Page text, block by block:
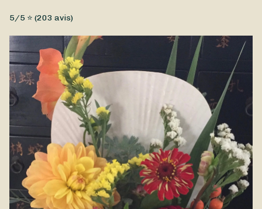
Produit à la commande, sur mesure, taille et budget et
couleurs souhaitées.
Couronne de sapin frais, montée sur une armature métallique
ou un support en paille. Elle est décorée de végétaux frais ou
séchées et d'éléments décoratifs tels que des boules de Noël,
du ruban.
Exemple : couronne 45 à 50 cm de diamètre pour une agence
immobilière aux couleurs de leur logo.
Vous pouvez y ajouter une guirlande lumineuse à pile
dissimuler à l'arrière.
5/5 ⭐ (203 avis)